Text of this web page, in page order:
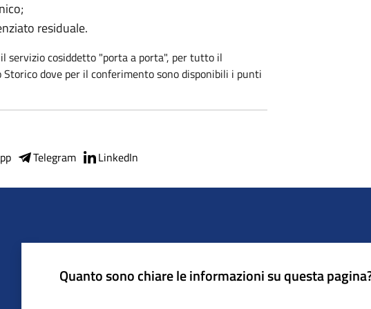
residuale.
servizio cosiddetto "porta a porta", per tutto il
dove per il conferimento sono disponibili i punti
Telegram LinkedIn
Quanto sono chiare le informazioni su questa